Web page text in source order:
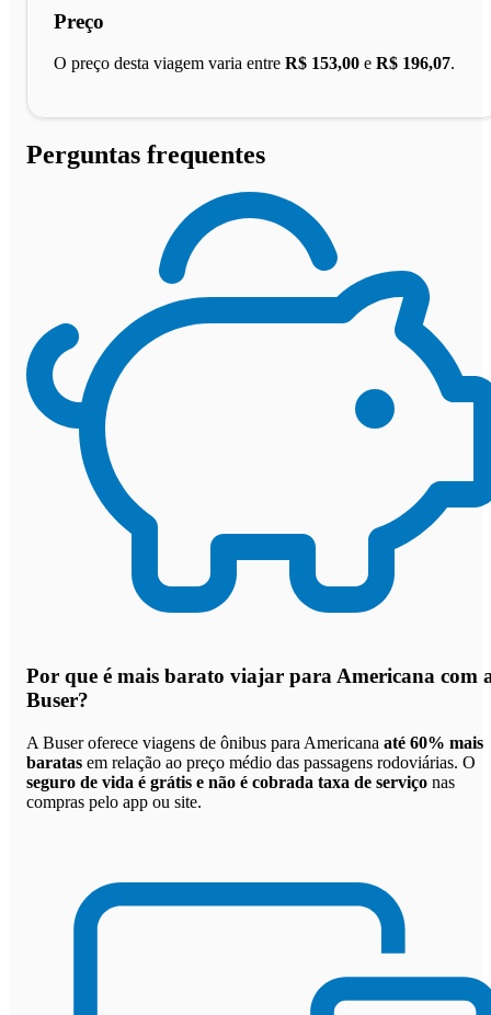
Preço
O preço desta viagem varia entre R$ 153,00 e R$ 196,07.
Perguntas frequentes
Por que é mais barato viajar para Americana com
Buser?
A Buser oferece viagens de ônibus para Americana até 60% mais
baratas em relação ao preço médio das passagens rodoviárias. O
seguro de vida é grátis e não é cobrada taxa de serviço nas
compras pelo app ou site.